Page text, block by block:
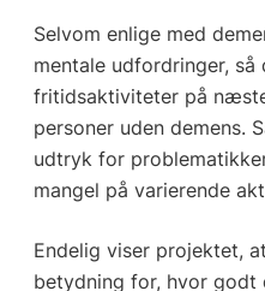
Selvom enlige med
mentale udfordringer, så
fritidsaktiviteter på
personer uden demens.
udtryk for
mangel på varierende
Endelig viser projektet,
betydning for, hvor godt